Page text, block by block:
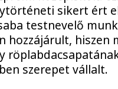
sikert ért
testnevelő
hozzájárult, hiszen
szerepet vállalt.